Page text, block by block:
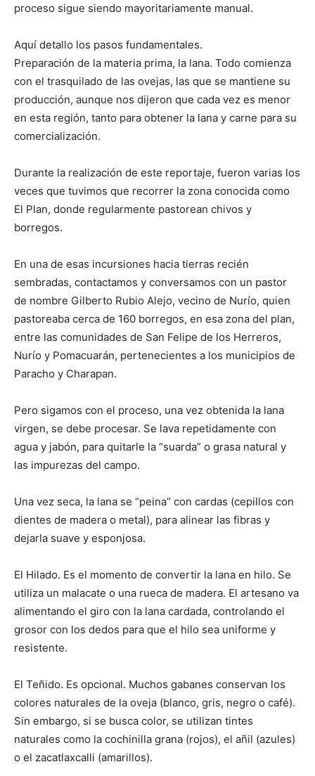
proceso sigue siendo mayoritariamente manual.
Aquí detallo los pasos fundamentales.
Preparación de la materia prima, la lana. Todo comienza
con el trasquilado de las ovejas, las que se mantiene su
producción, aunque nos dijeron que cada vez es menor
en esta región, tanto para obtener la lana y carne para su
comercialización.
Durante la realización de este reportaje, fueron varias los
veces que tuvimos que recorrer la zona conocida como
El Plan, donde regularmente pastorean chivos y
borregos.
En una de esas incursiones hacia tierras recién
sembradas, contactamos y conversamos con un pastor
de nombre Gilberto Rubio Alejo, vecino de Nurío, quien
pastoreaba cerca de 160 borregos, en esa zona del plan,
entre las comunidades de San Felipe de los Herreros,
Nurío y Pomacuarán, pertenecientes a los municipios de
Paracho y Charapan.
Pero sigamos con el proceso, una vez obtenida la lana
virgen, se debe procesar. Se lava repetidamente con
agua y jabón, para quitarle la “suarda” o grasa natural y
las impurezas del campo.
Una vez seca, la lana se “peina” con cardas (cepillos con
dientes de madera o metal), para alinear las fibras y
dejarla suave y esponjosa.
El Hilado. Es el momento de convertir la lana en hilo. Se
utiliza un malacate o una rueca de madera. El artesano va
alimentando el giro con la lana cardada, controlando el
grosor con los dedos para que el hilo sea uniforme y
resistente.
El Teñido. Es opcional. Muchos gabanes conservan los
colores naturales de la oveja (blanco, gris, negro o café).
Sin embargo, si se busca color, se utilizan tintes
naturales como la cochinilla grana (rojos), el añil (azules)
o el zacatlaxcalli (amarillos).